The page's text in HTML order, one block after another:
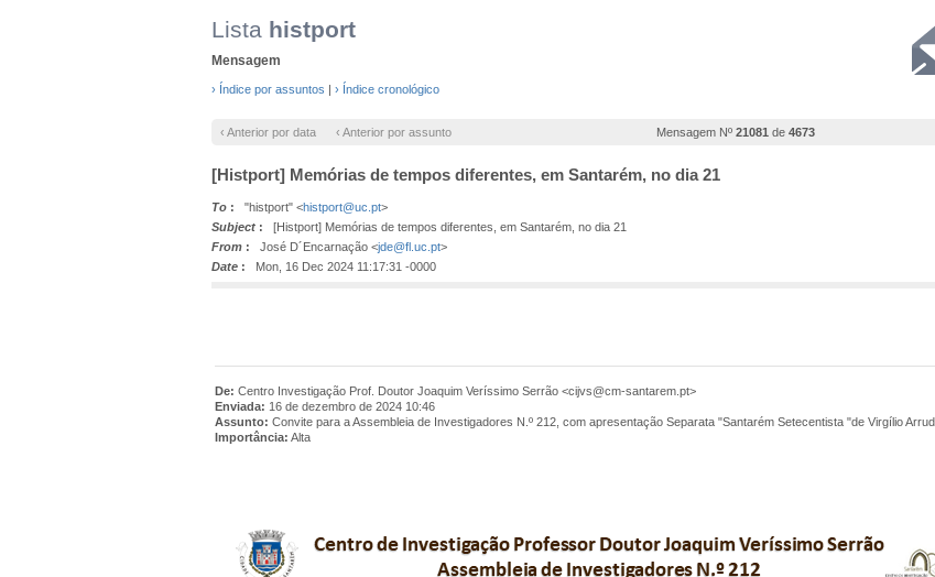
Lista histport
Mensagem
› Índice por assuntos | › Índice cronológico
‹ Anterior por data ‹ Anterior por assunto Mensagem Nº 21081 de 4673
[Histport] Memórias de tempos diferentes, em Santarém, no dia 21
To : "histport" <histport@uc.pt>
Subject : [Histport] Memórias de tempos diferentes, em Santarém, no dia 21
From : José D´Encarnação <jde@fl.uc.pt>
Date : Mon, 16 Dec 2024 11:17:31 -0000
De: Centro Investigação Prof. Doutor Joaquim Veríssimo Serrão <cijvs@cm-santarem.pt>
Enviada: 16 de dezembro de 2024 10:46
Assunto: Convite para a Assembleia de Investigadores N.º 212, com apresentação Separata "Santarém Setecentista "de Virgílio
Importância: Alta